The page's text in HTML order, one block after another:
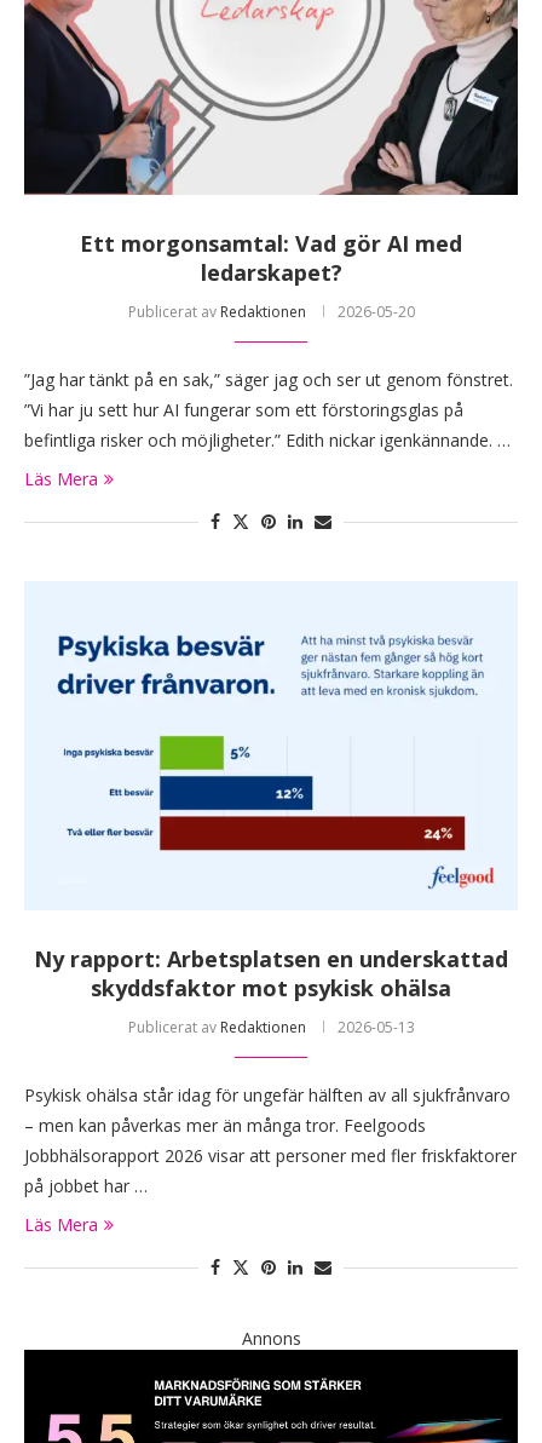
Ett morgonsamtal: Vad gör AI med
ledarskapet?
Publicerat av Redaktionen 2026-05-20
”Jag har tänkt på en sak,” säger jag och ser ut genom fönstret.
”Vi har ju sett hur AI fungerar som ett förstoringsglas på
befintliga risker och möjligheter.” Edith nickar igenkännande. …
Läs Mera
Ny rapport: Arbetsplatsen en underskattad
skyddsfaktor mot psykisk ohälsa
Publicerat av Redaktionen 2026-05-13
Psykisk ohälsa står idag för ungefär hälften av all sjukfrånvaro
– men kan påverkas mer än många tror. Feelgoods
Jobbhälsorapport 2026 visar att personer med fler friskfaktorer
på jobbet har …
Läs Mera
Annons